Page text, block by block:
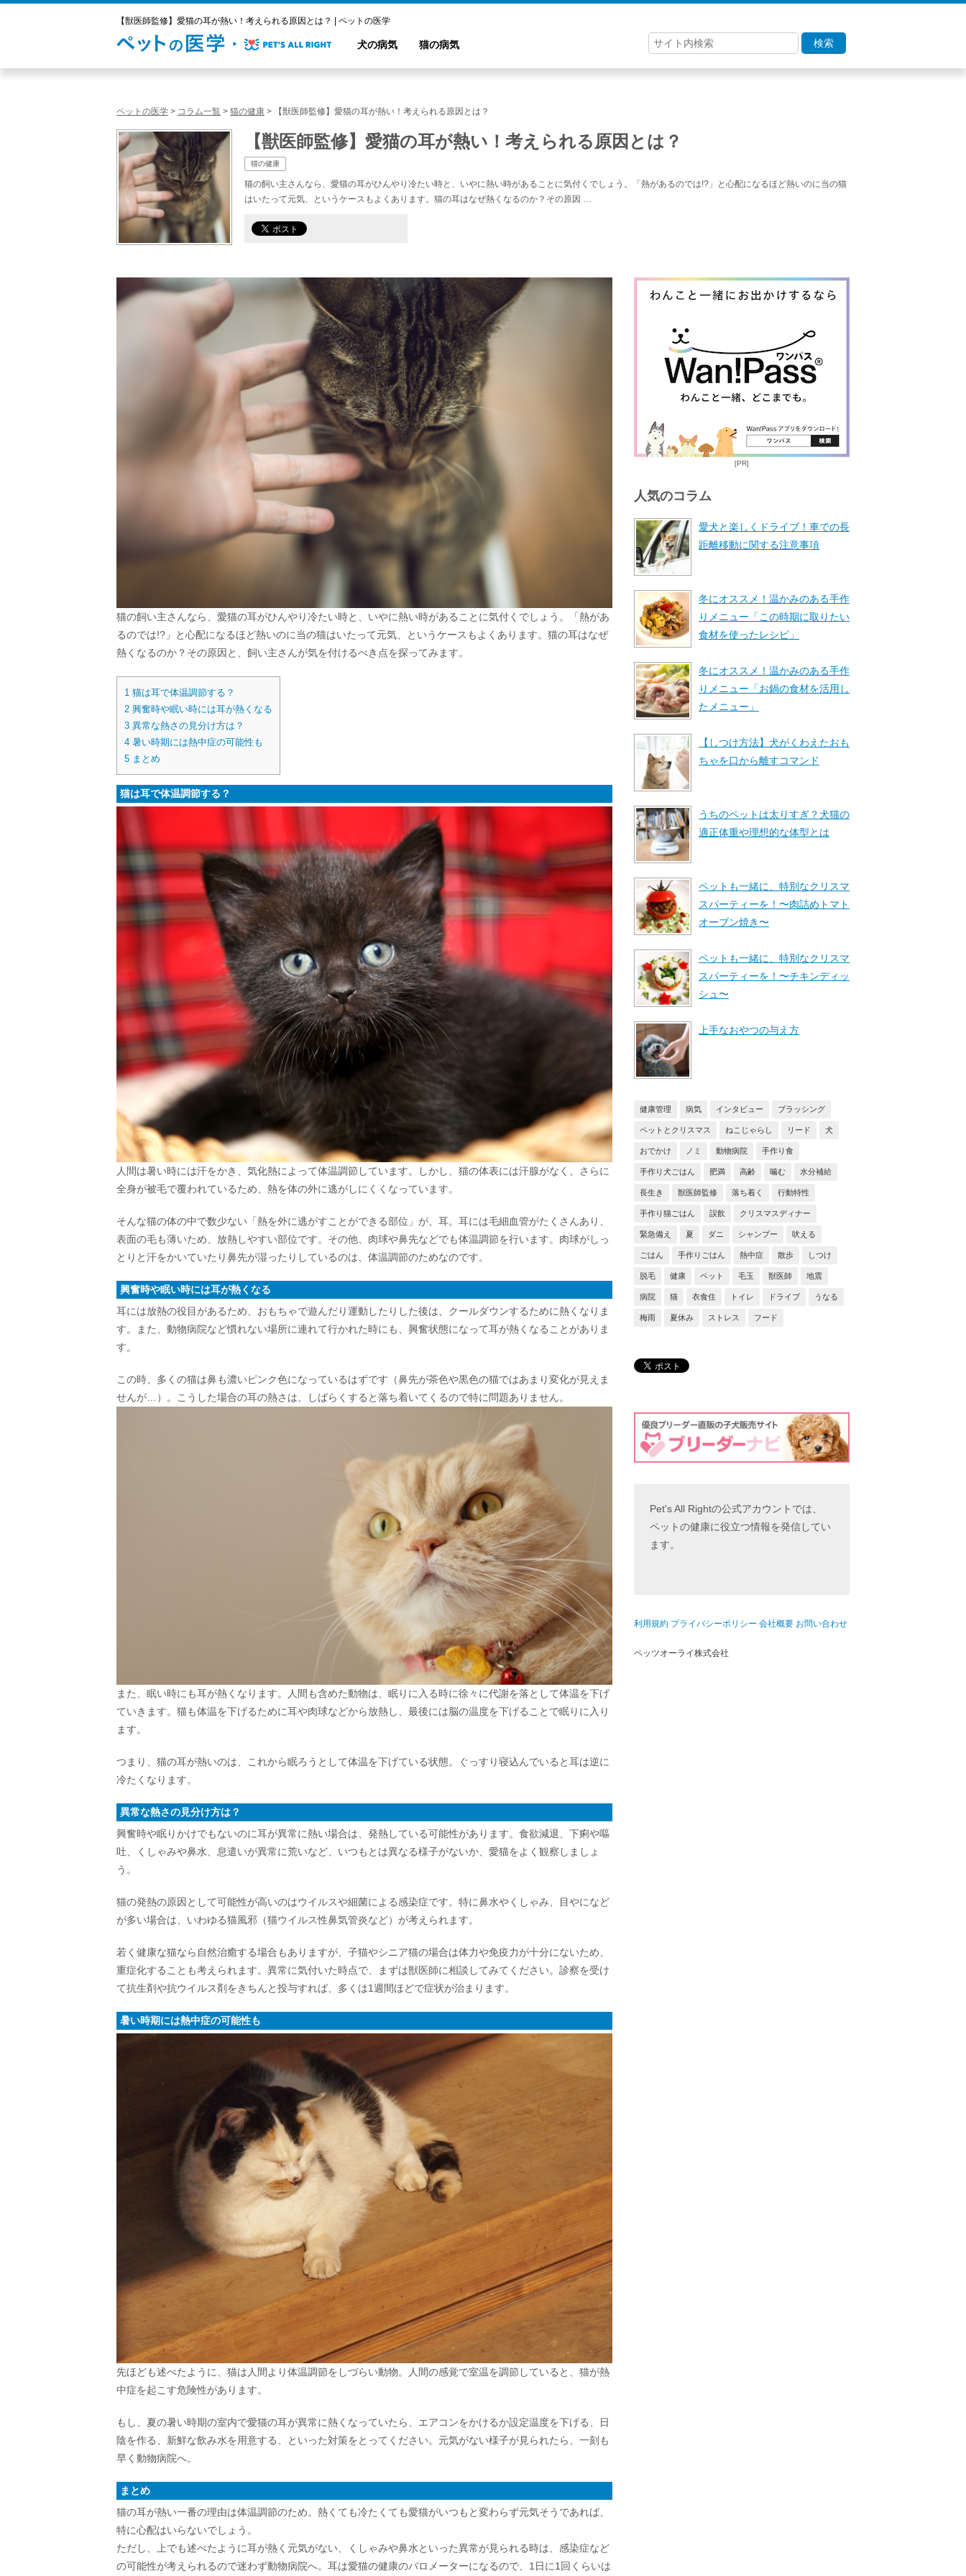
【獣医師監修】愛猫の耳が熱い！考えられる原因とは？ | ペットの医学
犬の病気 猫の病気 検索
ペットの医学 > コラム一覧 > 猫の健康 > 【獣医師監修】愛猫の耳が熱い！考えられる原因とは？
【獣医師監修】愛猫の耳が熱い！考えられる原因とは？
猫の健康
猫の飼い主さんなら、愛猫の耳がひんやり冷たい時と、いやに熱い時があることに気付くでしょう。「熱があるのでは!?」と心配になるほど熱いのに当の猫
はいたって元気、というケースもよくあります。猫の耳はなぜ熱くなるのか？その原因 …
猫の飼い主さんなら、愛猫の耳がひんやり冷たい時と、いやに熱い時があることに気付くでしょう。「熱があ
るのでは!?」と心配になるほど熱いのに当の猫はいたって元気、というケースもよくあります。猫の耳はなぜ
熱くなるのか？その原因と、飼い主さんが気を付けるべき点を探ってみます。
1 猫は耳で体温調節する？
2 興奮時や眠い時には耳が熱くなる
3 異常な熱さの見分け方は？
4 暑い時期には熱中症の可能性も
5 まとめ
猫は耳で体温調節する？
人間は暑い時には汗をかき、気化熱によって体温調節しています。しかし、猫の体表には汗腺がなく、さらに
全身が被毛で覆われているため、熱を体の外に逃がしにくくなっています。
そんな猫の体の中で数少ない「熱を外に逃がすことができる部位」が、耳。耳には毛細血管がたくさんあり、
表面の毛も薄いため、放熱しやすい部位です。その他、肉球や鼻先などでも体温調節を行います。肉球がしっ
とりと汗をかいていたり鼻先が湿ったりしているのは、体温調節のためなのです。
興奮時や眠い時には耳が熱くなる
耳には放熱の役目があるため、おもちゃで遊んだり運動したりした後は、クールダウンするために熱くなりま
す。また、動物病院など慣れない場所に連れて行かれた時にも、興奮状態になって耳が熱くなることがありま
す。
この時、多くの猫は鼻も濃いピンク色になっているはずです（鼻先が茶色や黒色の猫ではあまり変化が見えま
せんが…）。こうした場合の耳の熱さは、しばらくすると落ち着いてくるので特に問題ありません。
また、眠い時にも耳が熱くなります。人間も含めた動物は、眠りに入る時に徐々に代謝を落として体温を下げ
ていきます。猫も体温を下げるために耳や肉球などから放熱し、最後には脳の温度を下げることで眠りに入り
ます。
つまり、猫の耳が熱いのは、これから眠ろうとして体温を下げている状態。ぐっすり寝込んでいると耳は逆に
冷たくなります。
異常な熱さの見分け方は？
興奮時や眠りかけでもないのに耳が異常に熱い場合は、発熱している可能性があります。食欲減退、下痢や嘔
吐、くしゃみや鼻水、息遣いが異常に荒いなど、いつもとは異なる様子がないか、愛猫をよく観察しましょ
う。
猫の発熱の原因として可能性が高いのはウイルスや細菌による感染症です。特に鼻水やくしゃみ、目やになど
が多い場合は、いわゆる猫風邪（猫ウイルス性鼻気管炎など）が考えられます。
若く健康な猫なら自然治癒する場合もありますが、子猫やシニア猫の場合は体力や免疫力が十分にないため、
重症化することも考えられます。異常に気付いた時点で、まずは獣医師に相談してみてください。診察を受け
て抗生剤や抗ウイルス剤をきちんと投与すれば、多くは1週間ほどで症状が治まります。
暑い時期には熱中症の可能性も
先ほども述べたように、猫は人間より体温調節をしづらい動物。人間の感覚で室温を調節していると、猫が熱
中症を起こす危険性があります。
もし、夏の暑い時期の室内で愛猫の耳が異常に熱くなっていたら、エアコンをかけるか設定温度を下げる、日
陰を作る、新鮮な飲み水を用意する、といった対策をとってください。元気がない様子が見られたら、一刻も
早く動物病院へ。
まとめ
猫の耳が熱い一番の理由は体温調節のため。熱くても冷たくても愛猫がいつもと変わらず元気そうであれば、
特に心配はいらないでしょう。
ただし、上でも述べたように耳が熱く元気がない、くしゃみや鼻水といった異常が見られる時は、感染症など
の可能性が考えられるので迷わず動物病院へ。耳は愛猫の健康のバロメーターになるので、1日に1回くらいは
[PR]
人気のコラム
愛犬と楽しくドライブ！車での長
距離移動に関する注意事項
冬にオススメ！温かみのある手作
りメニュー「この時期に取りたい
食材を使ったレシピ」
冬にオススメ！温かみのある手作
りメニュー「お鍋の食材を活用し
たメニュー」
【しつけ方法】犬がくわえたおも
ちゃを口から離すコマンド
うちのペットは太りすぎ？犬猫の
適正体重や理想的な体型とは
ペットも一緒に、特別なクリスマ
スパーティーを！〜肉詰めトマト
オーブン焼き〜
ペットも一緒に、特別なクリスマ
スパーティーを！〜チキンディッ
シュ〜
上手なおやつの与え方
健康管理 病気 インタビュー ブラッシング
ペットとクリスマス ねこじゃらし リード 犬
おでかけ ノミ 動物病院 手作り食
手作り犬ごはん 肥満 高齢 噛む 水分補給
長生き 獣医師監修 落ち着く 行動特性
手作り猫ごはん 誤飲 クリスマスディナー
緊急備え 夏 ダニ シャンプー 吠える
ごはん 手作りごはん 熱中症 散歩 しつけ
脱毛 健康 ペット 毛玉 獣医師 地震
病院 猫 衣食住 トイレ ドライブ うなる
梅雨 夏休み ストレス フード
Pet's All Rightの公式アカウントでは、
ペットの健康に役立つ情報を発信してい
ます。
利用規約 プライバシーポリシー 会社概要 お問い合わせ
ペッツオーライ株式会社